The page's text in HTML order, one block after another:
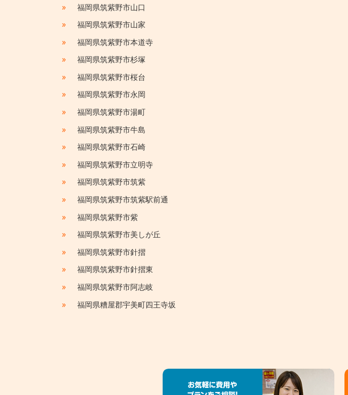
» 福岡県筑紫野市山口
» 福岡県筑紫野市山家
» 福岡県筑紫野市本道寺
» 福岡県筑紫野市杉塚
» 福岡県筑紫野市桜台
» 福岡県筑紫野市永岡
» 福岡県筑紫野市湯町
» 福岡県筑紫野市牛島
» 福岡県筑紫野市石崎
» 福岡県筑紫野市立明寺
» 福岡県筑紫野市筑紫
» 福岡県筑紫野市筑紫駅前通
» 福岡県筑紫野市紫
» 福岡県筑紫野市美しが丘
» 福岡県筑紫野市針摺
» 福岡県筑紫野市針摺東
» 福岡県筑紫野市阿志岐
» 福岡県糟屋郡宇美町四王寺坂